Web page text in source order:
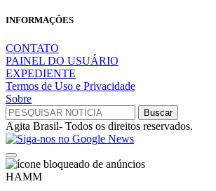
INFORMAÇÕES
CONTATO
PAINEL DO USUÁRIO
EXPEDIENTE
Termos de Uso e Privacidade
Sobre
Agita Brasil- Todos os direitos reservados.
HAMM